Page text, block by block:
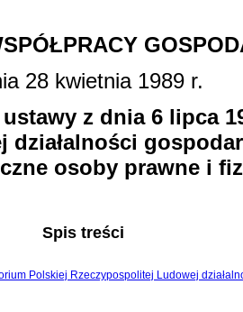
28 kwietnia 1989 r.
z dnia 6 lipca
osoby prawne i
Spis treści
Polskiej Rzeczypospolitej Ludowej